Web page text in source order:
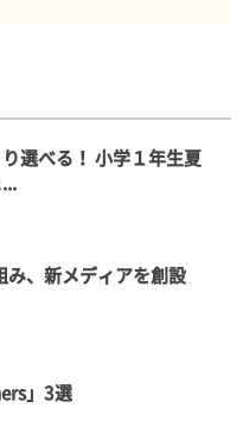
選べる！ 小学１年生夏
み、新メディアを創設
」3選